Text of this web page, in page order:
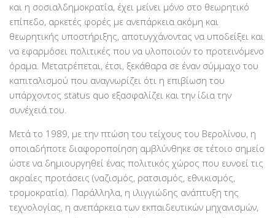
και η σοσιαλδημοκρατία, έχει μείνει μόνο στο θεωρητικό
επίπεδο, αρκετές φορές με ανεπάρκεια ακόμη και
θεωρητικής υποστήριξης, αποτυγχάνοντας να υποδείξει και
να εφαρμόσει πολιτικές που να υλοποιούν το προτεινόμενο
όραμα. Μετατρέπεται, έτσι, ξεκάθαρα σε έναν σύμμαχο του
καπιταλισμού που αναγνωρίζει ότι η επιβίωση του
υπάρχοντος status quo εξασφαλίζει και την ίδια την
συνέχειά του.
Μετά το 1989, με την πτώση του τείχους του Βερολίνου, η
οποιαδήποτε διαφοροποίηση αμβλύνθηκε σε τέτοιο σημείο
ώστε να δημιουργηθεί ένας πολιτικός χώρος που ευνοεί τις
ακραίες προτάσεις (ναζισμός, ρατσισμός, εθνικισμός,
τρομοκρατία). Παράλληλα, η ιλιγγιώδης ανάπτυξη της
τεχνολογίας, η ανεπάρκεια των εκπαιδευτικών μηχανισμών,